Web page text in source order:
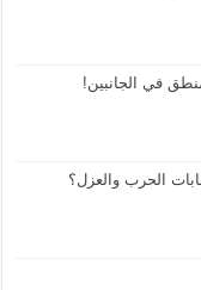
في الجانبين!
الحرب والعزل؟